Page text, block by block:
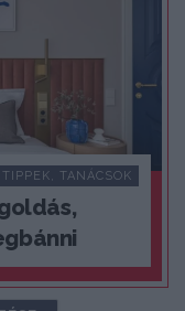
TANÁCSOK